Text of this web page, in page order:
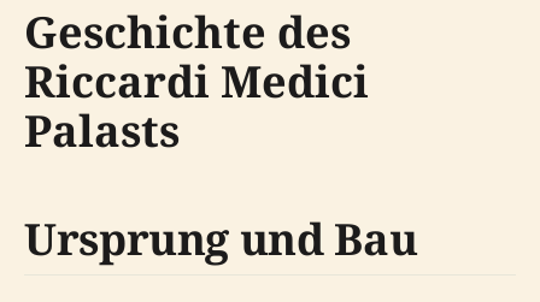
Geschichte des
Riccardi Medici
Palasts
Ursprung und Bau